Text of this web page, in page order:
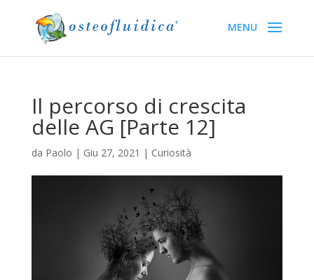
Il percorso di crescita
delle AG [Parte 12]
da Paolo | Giu 27, 2021 | Curiosità